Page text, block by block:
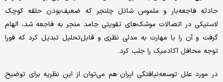
حادثه‌ فاجعه‌بار و ملموس شاتل چلنجر که ضعیف‌بودن حلقه کوچک
لاستیکی در اتصالات موشک‌های تقویتی جامد منجر به فاجعه شد، الهام
گرفت و آن را با مهارت به مدلی نظری و قابل‌تحلیل تبدیل کرد که فورا
توجه محافل آکادمیک را جلب کرد.
در مورد علل توسعه‌نیافتگی ایران هم می‌توان از این نظریه برای توضیح